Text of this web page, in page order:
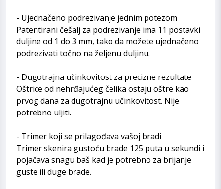
- Ujednačeno podrezivanje jednim potezom
Patentirani češalj za podrezivanje ima 11 postavki
duljine od 1 do 3 mm, tako da možete ujednačeno
podrezivati točno na željenu duljinu.
- Dugotrajna učinkovitost za precizne rezultate
Oštrice od nehrđajućeg čelika ostaju oštre kao
prvog dana za dugotrajnu učinkovitost. Nije
potrebno uljiti.
- Trimer koji se prilagođava vašoj bradi
Trimer skenira gustoću brade 125 puta u sekundi i
pojačava snagu baš kad je potrebno za brijanje
guste ili duge brade.